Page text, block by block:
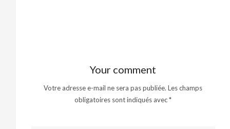
Your comment
Votre adresse e-mail ne sera pas publiée. Les champs
obligatoires sont indiqués avec*